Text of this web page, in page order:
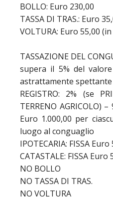
BOLLO: Euro 230,00
TASSA DI TRAS.: Euro
VOLTURA: Euro 55,00
TASSAZIONE DEL
supera il 5% del
astrattamente spettante
REGISTRO: 2% (se
TERRENO AGRICOLO)
Euro 1.000,00 per
luogo al conguaglio
IPOTECARIA: FISSA Euro
CATASTALE: FISSA Euro
NO BOLLO
NO TASSA DI TRAS.
NO VOLTURA